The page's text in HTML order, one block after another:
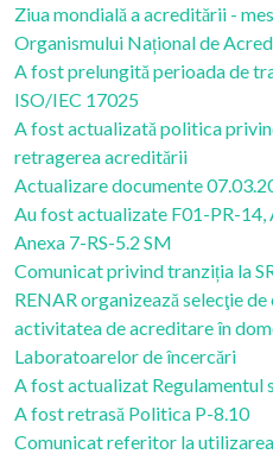
Ziua mondială a acreditării -
Organismului Național de
A fost prelungită perioada de
ISO/IEC 17025
A fost actualizată politica
retragerea acreditării
Actualizare documente
Au fost actualizate F01-PR-14,
Anexa 7-RS-5.2 SM
Comunicat privind tranziția la
RENAR organizează selecţie
activitatea de acreditare în
Laboratoarelor de încercări
A fost actualizat Regulamentul
A fost retrasă Politica P-8.10
Comunicat referitor la